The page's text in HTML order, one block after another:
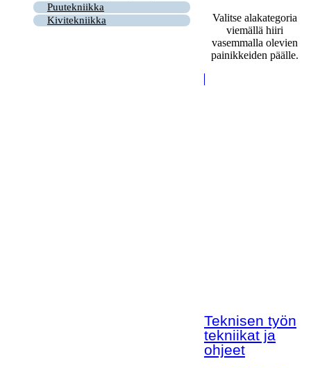
Puutekniikka
Kivitekniikka
Valitse alakategoria
viemällä hiiri
vasemmalla olevien
painikkeiden päälle.
Teknisen työn
tekniikat ja
ohjeet